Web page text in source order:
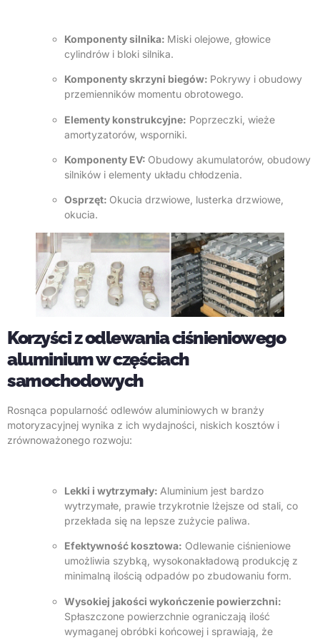
Komponenty silnika: Miski olejowe, głowice
cylindrów i bloki silnika.
Komponenty skrzyni biegów: Pokrywy i obudowy
przemienników momentu obrotowego.
Elementy konstrukcyjne: Poprzeczki, wieże
amortyzatorów, wsporniki.
Komponenty EV: Obudowy akumulatorów, obudowy
silników i elementy układu chłodzenia.
Osprzęt: Okucia drzwiowe, lusterka drzwiowe,
okucia.
Korzyści z odlewania ciśnieniowego
aluminium w częściach
samochodowych
Rosnąca popularność odlewów aluminiowych w branży
motoryzacyjnej wynika z ich wydajności, niskich kosztów i
zrównoważonego rozwoju:
Lekki i wytrzymały: Aluminium jest bardzo
wytrzymałe, prawie trzykrotnie lżejsze od stali, co
przekłada się na lepsze zużycie paliwa.
Efektywność kosztowa: Odlewanie ciśnieniowe
umożliwia szybką, wysokonakładową produkcję z
minimalną ilością odpadów po zbudowaniu form.
Wysokiej jakości wykończenie powierzchni:
Spłaszczone powierzchnie ograniczają ilość
wymaganej obróbki końcowej i sprawiają, że